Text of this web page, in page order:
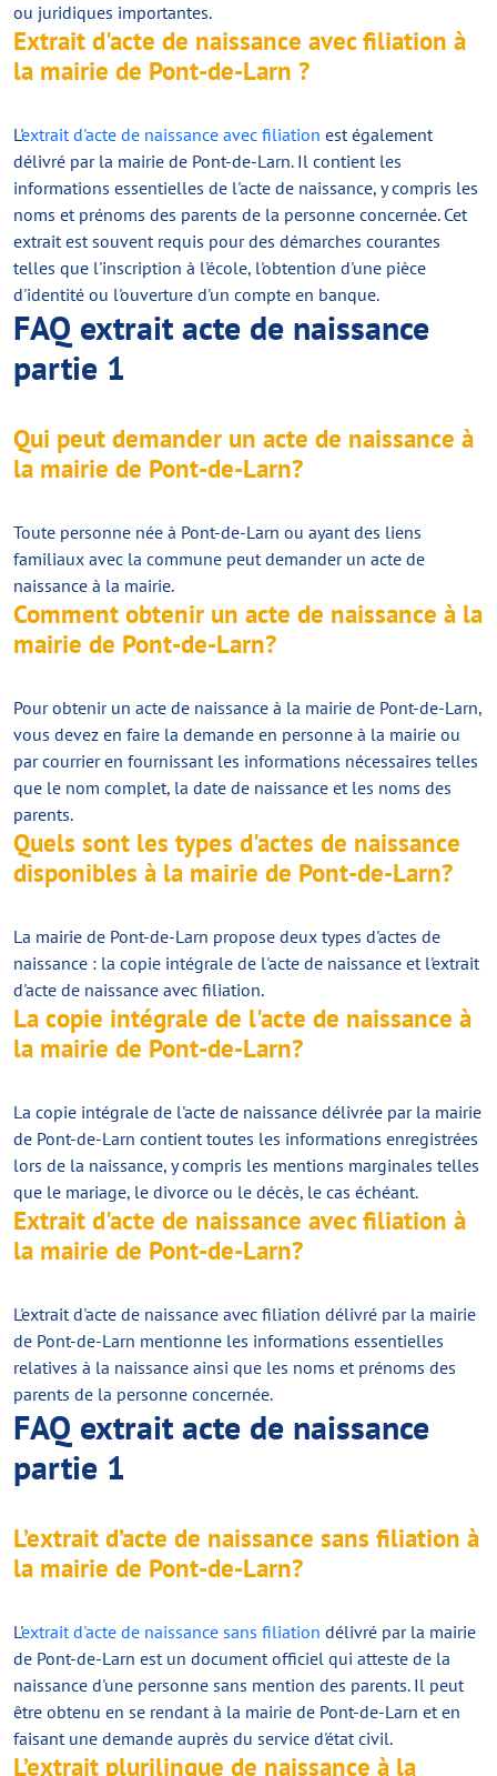
ou juridiques importantes.
Extrait d'acte de naissance avec filiation à
la mairie de Pont-de-Larn ?
L'extrait d'acte de naissance avec filiation est également
délivré par la mairie de Pont-de-Larn. Il contient les
informations essentielles de l'acte de naissance, y compris les
noms et prénoms des parents de la personne concernée. Cet
extrait est souvent requis pour des démarches courantes
telles que l'inscription à l'école, l'obtention d'une pièce
d'identité ou l'ouverture d'un compte en banque.
FAQ extrait acte de naissance
partie 1
Qui peut demander un acte de naissance à
la mairie de Pont-de-Larn?
Toute personne née à Pont-de-Larn ou ayant des liens
familiaux avec la commune peut demander un acte de
naissance à la mairie.
Comment obtenir un acte de naissance à la
mairie de Pont-de-Larn?
Pour obtenir un acte de naissance à la mairie de Pont-de-Larn,
vous devez en faire la demande en personne à la mairie ou
par courrier en fournissant les informations nécessaires telles
que le nom complet, la date de naissance et les noms des
parents.
Quels sont les types d'actes de naissance
disponibles à la mairie de Pont-de-Larn?
La mairie de Pont-de-Larn propose deux types d'actes de
naissance : la copie intégrale de l'acte de naissance et l'extrait
d'acte de naissance avec filiation.
La copie intégrale de l'acte de naissance à
la mairie de Pont-de-Larn?
La copie intégrale de l'acte de naissance délivrée par la mairie
de Pont-de-Larn contient toutes les informations enregistrées
lors de la naissance, y compris les mentions marginales telles
que le mariage, le divorce ou le décès, le cas échéant.
Extrait d'acte de naissance avec filiation à
la mairie de Pont-de-Larn?
L'extrait d'acte de naissance avec filiation délivré par la mairie
de Pont-de-Larn mentionne les informations essentielles
relatives à la naissance ainsi que les noms et prénoms des
parents de la personne concernée.
FAQ extrait acte de naissance
partie 1
L’extrait d’acte de naissance sans filiation à
la mairie de Pont-de-Larn?
L'extrait d'acte de naissance sans filiation délivré par la mairie
de Pont-de-Larn est un document officiel qui atteste de la
naissance d'une personne sans mention des parents. Il peut
être obtenu en se rendant à la mairie de Pont-de-Larn et en
faisant une demande auprès du service d'état civil.
L’extrait plurilingue de naissance à la